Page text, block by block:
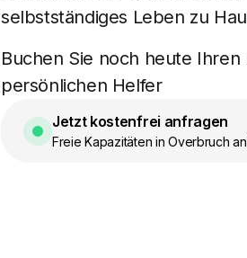
selbstständiges Leben zu
Buchen Sie noch heute
persönlichen Helfer
Jetzt kostenfrei anfragen
Freie Kapazitäten in Overbruch